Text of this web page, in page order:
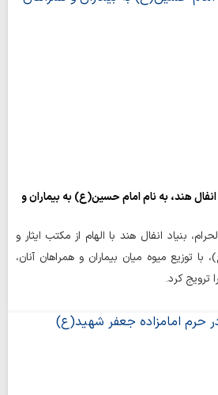
انفال هند، به نام امام حسین(ع) به بیماران و
بنیاد انفال هند با الهام از مکتب ایثار و
توزیع میوه میان بیماران و همراهان آنان،
ترویج کرد.